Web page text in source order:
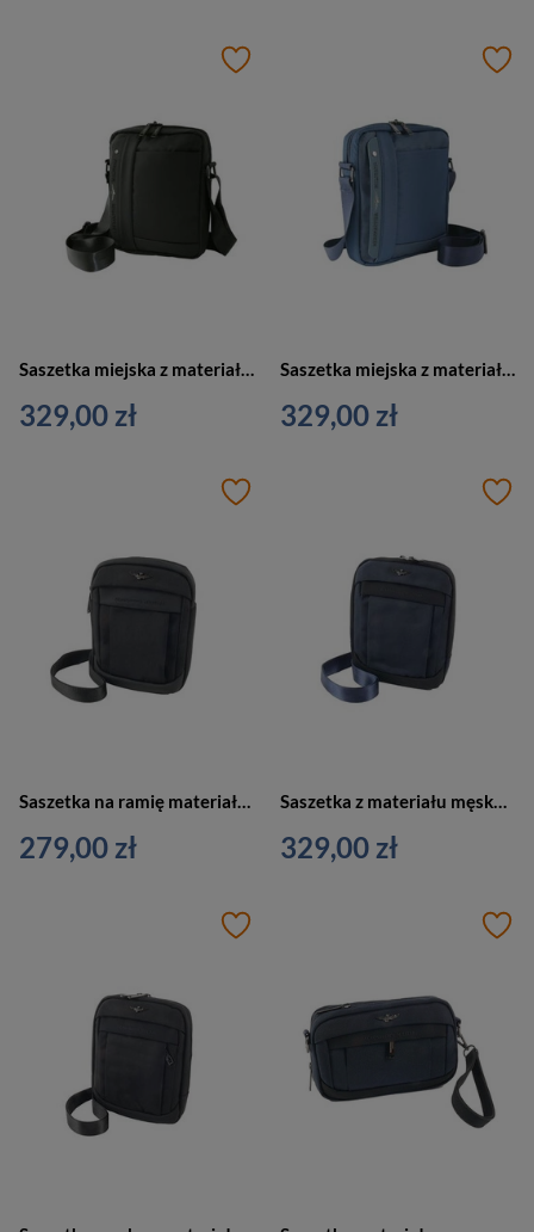
329,00 zł 329,00 zł
Saszetka na ramię materiałowa męska Aeronautica Militare AM-500 NE miejska czarna
279,00 zł
Saszetka z materiału męska Aeronautica Militare AM-501 BL listonoszka miejska granatowa
329,00 zł